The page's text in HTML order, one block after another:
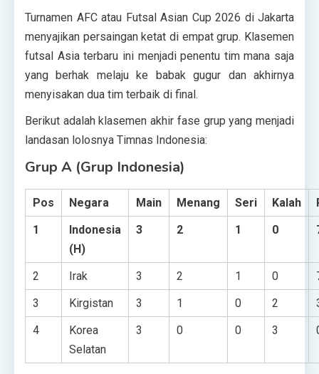
Turnamen AFC atau Futsal Asian Cup 2026 di Jakarta
menyajikan persaingan ketat di empat grup. Klasemen
futsal Asia terbaru ini menjadi penentu tim mana saja
yang berhak melaju ke babak gugur dan akhirnya
menyisakan dua tim terbaik di final.
Berikut adalah klasemen akhir fase grup yang menjadi
landasan lolosnya Timnas Indonesia:
Grup A (Grup Indonesia)
Pos Negara Main Menang Seri Kalah
1
Indonesia
(H)
3 2 1 0
2 Irak 3 2 1 0
3
Kirgistan 3 1 0 2
4
Korea
Selatan
3 0 0 3